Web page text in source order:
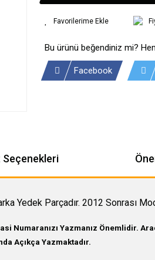
Bu ürünü beğendiniz mi?
Facebook
Seçenekleri
Yedek Parçadır. 2012 Sonrası
Numaranızı Yazmanız Önemlidir.
Açıkça Yazmaktadır.